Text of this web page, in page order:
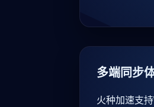
多端同步
火种加速支